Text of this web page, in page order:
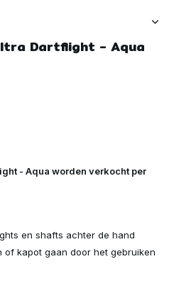
Dartflight - Aqua
- Aqua worden verkocht per
en shafts achter de hand
of kapot gaan door het gebruiken